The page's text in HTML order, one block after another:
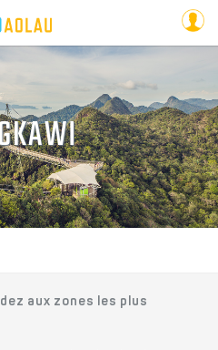
aux zones les plus